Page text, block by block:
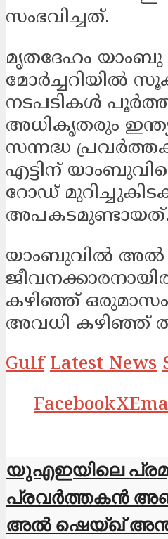
സംഭവിച്ചത്.
മൃതദേഹം
മോർച്ചറിയിൽ
നടപടികൾ
അധികൃതരും
സന്നദ്ധ
എട്ടിന്
റോഡ്
അപകടമുണ്ടായത്.
യാംബുവില്‍ അല്‍
കഴിഞ്ഞ് ഒരുമാസം
അവധി കഴിഞ്ഞ്
Gulf Latest News
FacebookX
യുഎഇയിലെ
പ്രവർത്തകൻ
അൽ ഷെയ്ഖ്